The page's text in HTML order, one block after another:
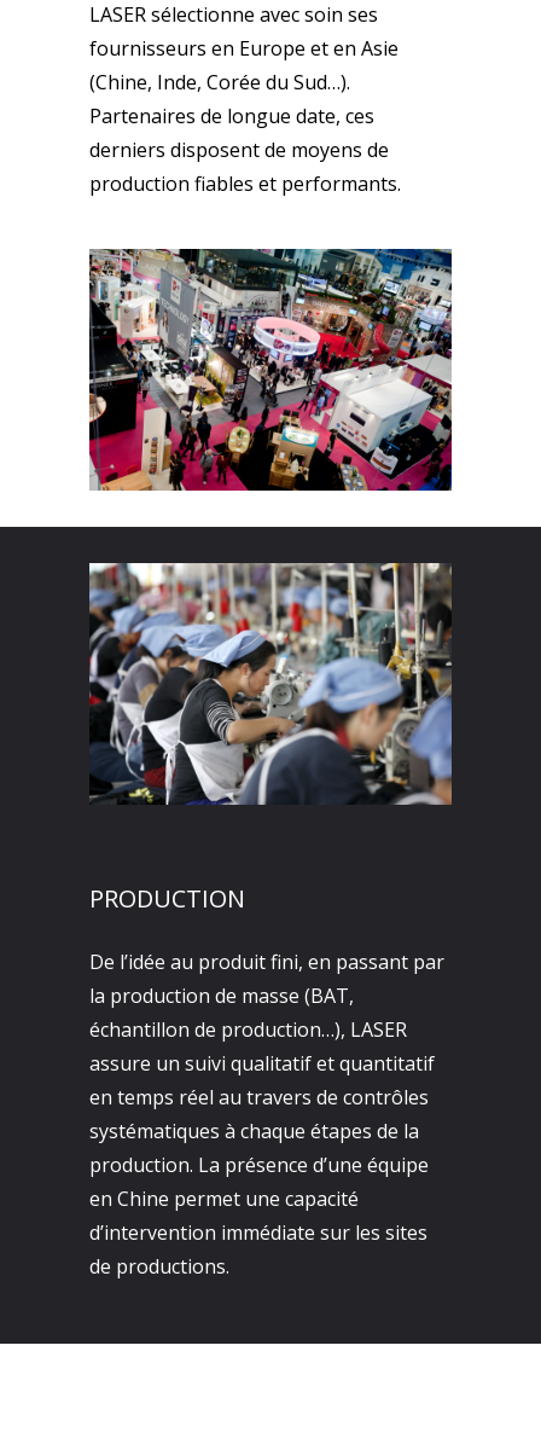
LASER sélectionne avec soin ses
fournisseurs en Europe et en Asie
(Chine, Inde, Corée du Sud…).
Partenaires de longue date, ces
derniers disposent de moyens de
production fiables et performants.
PRODUCTION
De l’idée au produit fini, en passant par
la production de masse (BAT,
échantillon de production…), LASER
assure un suivi qualitatif et quantitatif
en temps réel au travers de contrôles
systématiques à chaque étapes de la
production. La présence d’une équipe
en Chine permet une capacité
d’intervention immédiate sur les sites
de productions.